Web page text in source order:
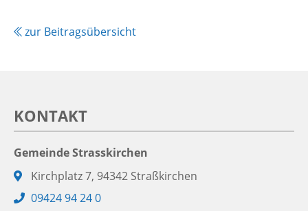
zur Beitragsübersicht
KONTAKT
Gemeinde Strasskirchen
Adresse:
Kirchplatz 7, 94342 Straßkirchen
Telefon:
09424 94 24 0